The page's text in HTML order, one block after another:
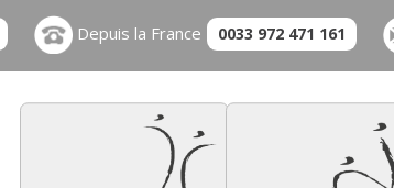
Depuis la France 0033 972 471 161